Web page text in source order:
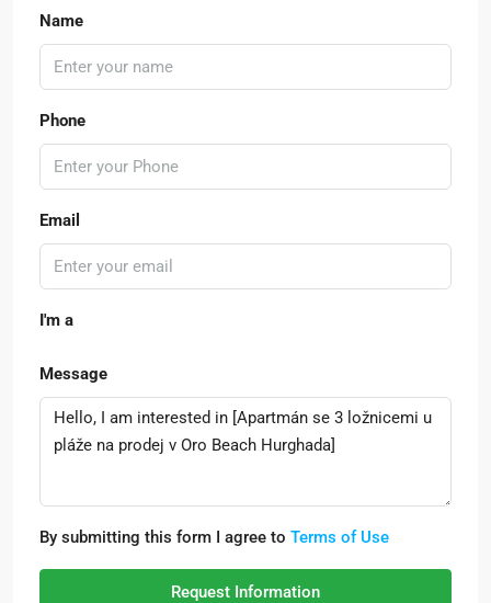
Name
Phone
Email
I'm a
Message
By submitting this form I agree to Terms of Use
Request Information